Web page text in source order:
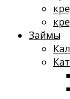
Займы